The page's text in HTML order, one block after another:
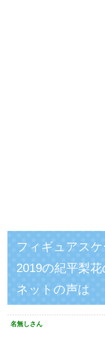
フィギュアス
2019の紀平梨
ネットの声は
名無しさん